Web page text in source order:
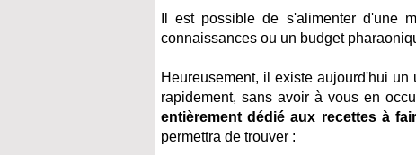
Il est possible de s'alimenter d'une
connaissances ou un budget
Heureusement, il existe aujourd'hui
rapidement, sans avoir à vous en
entièrement dédié aux recettes à
permettra de trouver :